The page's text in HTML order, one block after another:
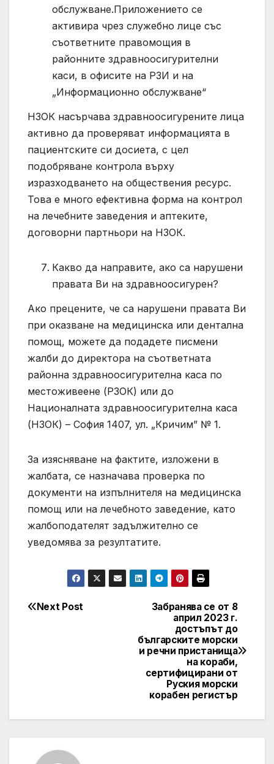
обслужване.Приложението се
активира чрез служебно лице със
съответните правомощия в
районните здравноосигурителни
каси, в офисите на РЗИ и на
„Информационно обслужване“
НЗОК насърчава здравноосигурените лица
активно да проверяват информацията в
пациентските си досиета, с цел
подобряване контрола върху
изразходването на обществения ресурс.
Това е много ефективна форма на контрол
на лечебните заведения и аптеките,
договорни партньори на НЗОК.
Какво да направите, ако са нарушени
правата Ви на здравноосигурен?
Ако прецените, че са нарушени правата Ви
при оказване на медицинска или дентална
помощ, можете да подадете писмени
жалби до директора на съответната
районна здравноосигурителна каса по
местоживеене (РЗОК) или до
Националната здравноосигурителна каса
(НЗОК) – София 1407, ул. „Кричим” № 1.
За изясняване на фактите, изложени в
жалбата, се назначава проверка по
документи на изпълнителя на медицинска
помощ или на лечебното заведение, като
жалбоподателят задължително се
уведомява за резултатите.
Post
Забранява се от 8
април 2023 г.
достъпът до
българските морски
и речни пристанища
на кораби,
сертифицирани от
Руския морски
корабен регистър
Next Post